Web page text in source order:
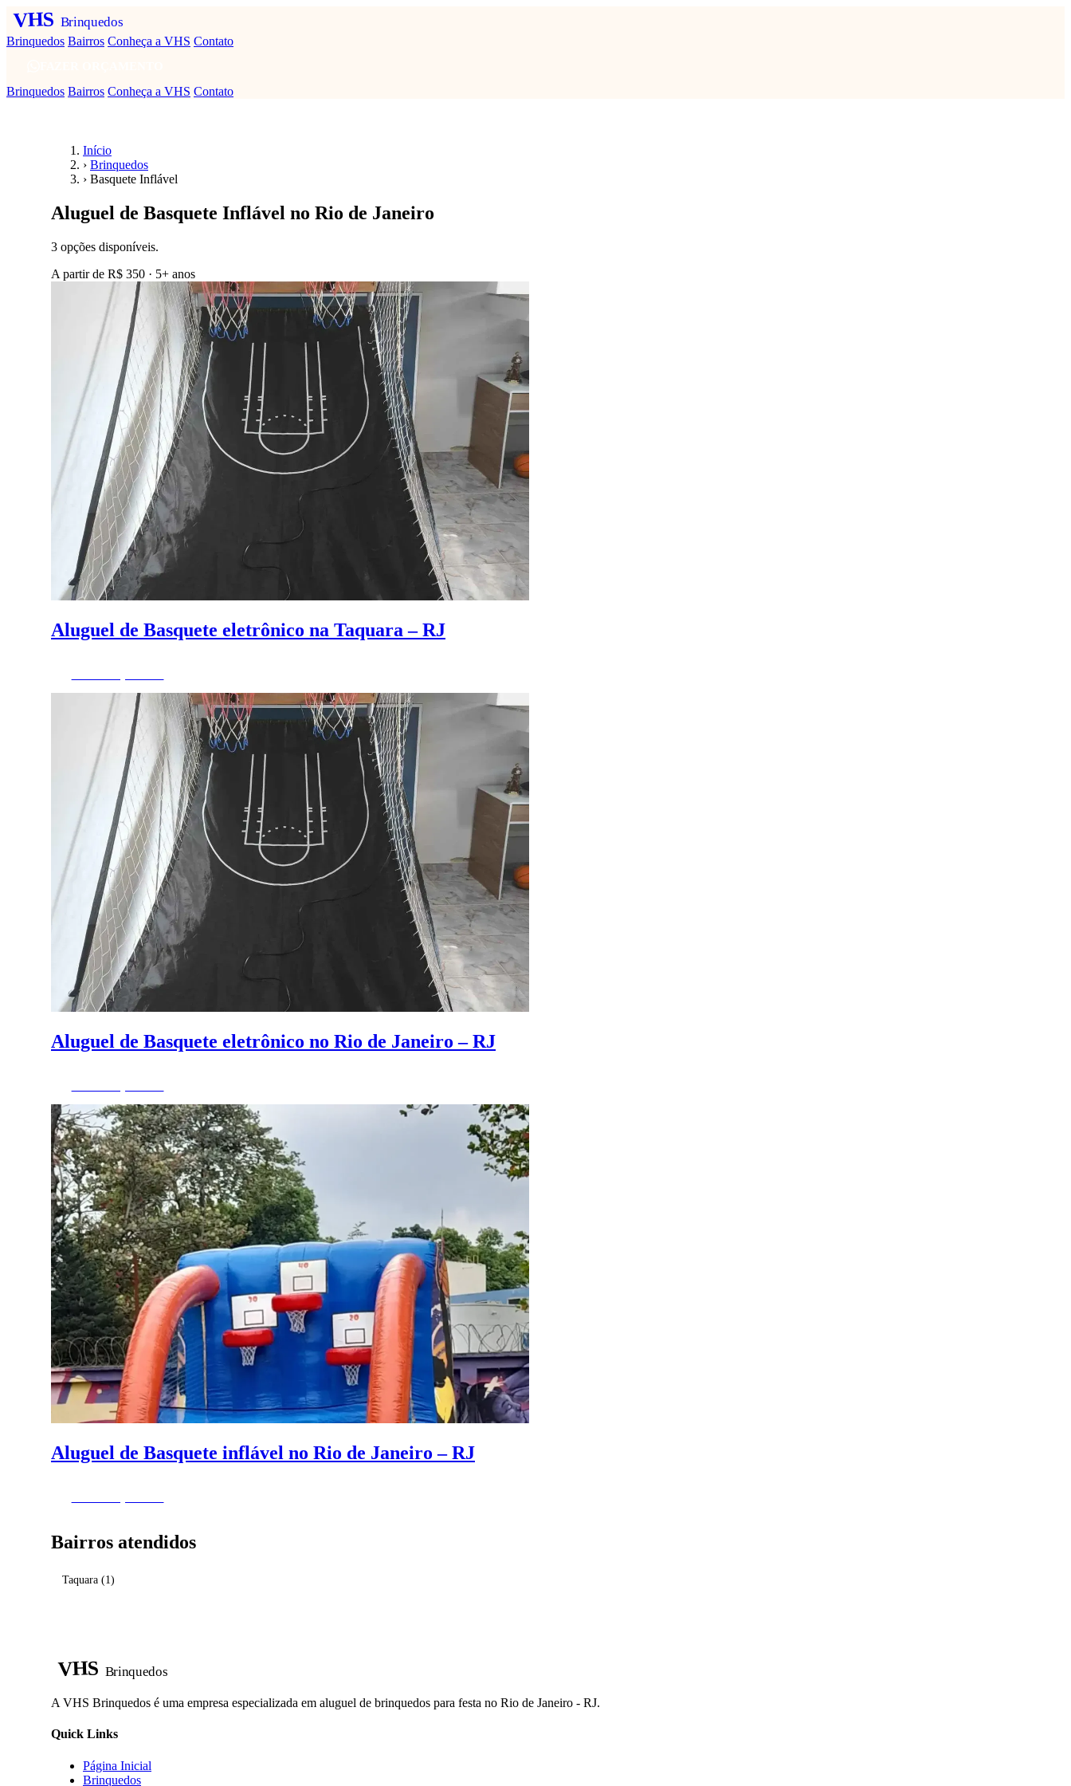
VHS Brinquedos
Brinquedos Bairros Conheça a VHS Contato
Brinquedos Bairros Conheça a VHS Contato
Início
› Brinquedos
› Basquete Inflável
Aluguel de Basquete Inflável no Rio de Janeiro
3 opções disponíveis.
A partir de R$ 350 · 5+ anos
Aluguel de Basquete eletrônico na Taquara – RJ
Aluguel de Basquete eletrônico no Rio de Janeiro – RJ
Aluguel de Basquete inflável no Rio de Janeiro – RJ
Bairros atendidos
Taquara(1)
VHS Brinquedos
A VHS Brinquedos é uma empresa especializada em aluguel de brinquedos para festa no Rio de Janeiro - RJ.
Quick Links
Página Inicial
Brinquedos